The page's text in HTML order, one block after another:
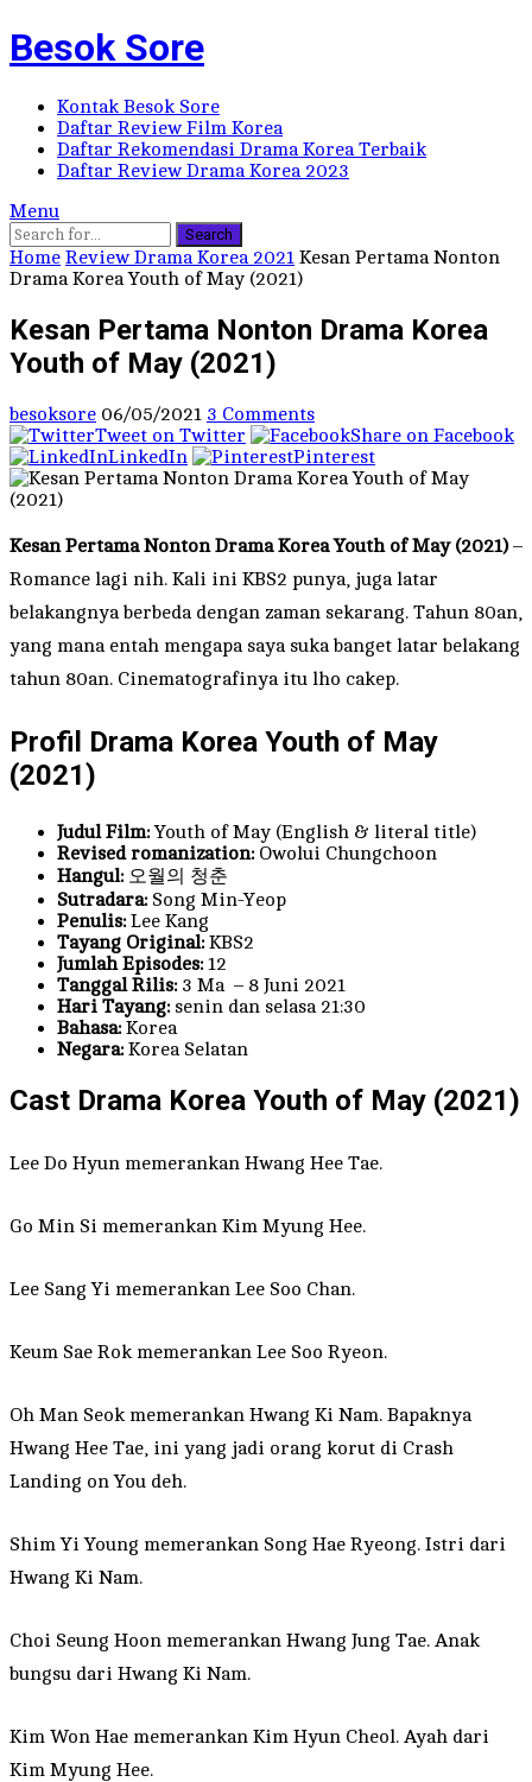
Besok Sore
Kontak Besok Sore
Daftar Review Film Korea
Daftar Rekomendasi Drama Korea Terbaik
Daftar Review Drama Korea 2023
Menu
Search
Home Review Drama Korea 2021 Kesan Pertama Nonton
Drama Korea Youth of May (2021)
Kesan Pertama Nonton Drama Korea
Youth of May (2021)
besoksore 06/05/2021 3 Comments
Tweet on Twitter
Share on Facebook
LinkedIn
Pinterest
Kesan Pertama Nonton Drama Korea Youth of May (2021)–
Romance lagi nih. Kali ini KBS2 punya, juga latar
belakangnya berbeda dengan zaman sekarang. Tahun 80an,
yang mana entah mengapa saya suka banget latar belakang
tahun 80an. Cinematografinya itu lho cakep.
Profil Drama Korea Youth of May
(2021)
Judul Film:Youth of May (English & literal title)
Revised romanization:Owolui Chungchoon
Hangul:오월의 청춘
Sutradara:Song Min-Yeop
Penulis:Lee Kang
Tayang Original:KBS2
Jumlah Episodes:12
Tanggal Rilis:3 Ma – 8 Juni 2021
Hari Tayang:senin dan selasa 21:30
Bahasa:Korea
Negara:Korea Selatan
Cast Drama Korea Youth of May (2021)
Lee Do Hyun memerankan Hwang Hee Tae.
Go Min Si memerankan Kim Myung Hee.
Lee Sang Yi memerankan Lee Soo Chan.
Keum Sae Rok memerankan Lee Soo Ryeon.
Oh Man Seok memerankan Hwang Ki Nam. Bapaknya
Hwang Hee Tae, ini yang jadi orang korut di Crash
Landing on You deh.
Shim Yi Young memerankan Song Hae Ryeong. Istri dari
Hwang Ki Nam.
Choi Seung Hoon memerankan Hwang Jung Tae. Anak
bungsu dari Hwang Ki Nam.
Kim Won Hae memerankan Kim Hyun Cheol. Ayah dari
Kim Myung Hee.